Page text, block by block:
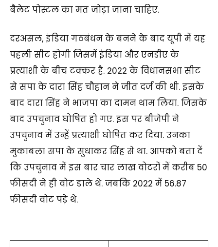
बैलेट पोस्टल का मत जोड़ा जाना चाहिए.
दरअसल, इंडिया गठबंधन के बनने के बाद यूपी में यह
पहली सीट होगी जिसमें इंडिया और एनडीए के
प्रत्याशी के बीच टक्कर है. 2022 के विधानसभा सीट
से सपा के दारा सिंह चौहान ने जीत दर्ज की थी. इसके
बाद दारा सिंह ने भाजपा का दामन थाम लिया. जिसके
बाद उपचुनाव घोषित हो गए. इस पर बीजेपी ने
उपचुनाव में उन्हें प्रत्याशी घोषित कर दिया. उनका
मुकाबला सपा के सुधाकर सिंह से था. आपको बता दें
कि उपचुनाव में इस बार चार लाख वोटरों में करीब 50
फीसदी ने ही वोट डाले थे. जबकि 2022 में 56.87
फीसदी वोट पड़े थे.